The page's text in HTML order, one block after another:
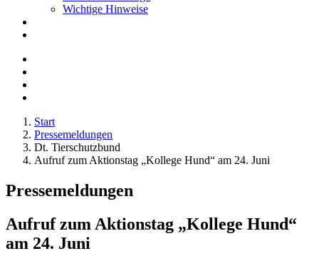
Wichtige Hinweise
Start
Pressemeldungen
Dt. Tierschutzbund
Aufruf zum Aktionstag „Kollege Hund“ am 24. Juni
Pressemeldungen
Aufruf zum Aktionstag „Kollege Hund“
am 24. Juni